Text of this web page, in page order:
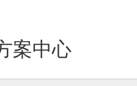
案中心